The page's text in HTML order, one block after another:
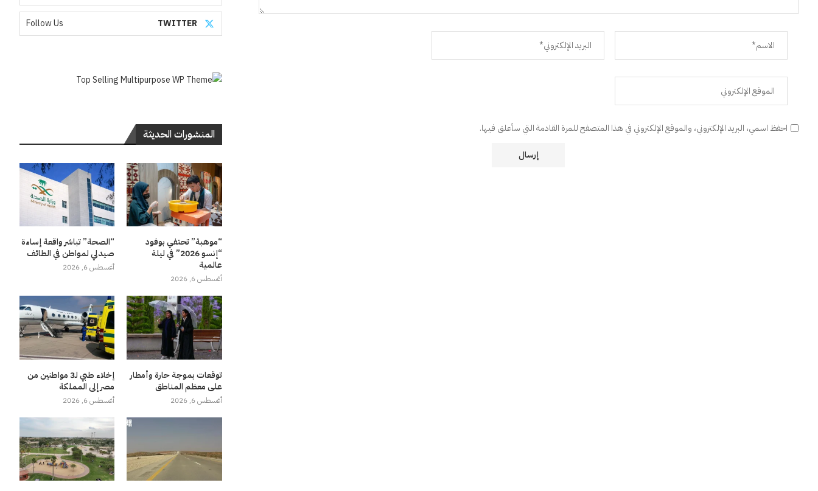
احفظ اسمي، البريد الإلكتروني، والموقع الإلكتروني في هذا المتصفح للمرة القادمة التي سأعلق فيها.
TWITTER
Follow Us
المنشورات الحديثة
“موهبة” تحتفي بوفود
“إنسو 2026” في ليلة
عالمية
أغسطس 6, 2026
“الصحة” تباشر واقعة إساءة
صيدلي لمواطن في الطائف
أغسطس 6, 2026
توقعات بموجة حارة وأمطار
على معظم المناطق
أغسطس 6, 2026
إخلاء طبي لـ3 مواطنين من
مصر إلى المملكة
أغسطس 6, 2026